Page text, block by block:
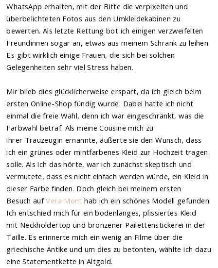
WhatsApp erhalten, mit der Bitte die verpixelten und
überbelichteten Fotos aus den Umkleidekabinen zu
bewerten. Als letzte Rettung bot ich einigen verzweifelten
Freundinnen sogar an, etwas aus meinem Schrank zu leihen.
Es gibt wirklich einige Frauen, die sich bei solchen
Gelegenheiten sehr viel Stress haben.
Mir blieb dies glücklicherweise erspart, da ich gleich beim
ersten Online-Shop fündig wurde. Dabei hatte ich nicht
einmal die freie Wahl, denn ich war eingeschränkt, was die
Farbwahl betraf. Als meine Cousine mich zu
ihrer Trauzeugin ernannte, äußerte sie den Wunsch, dass
ich ein grünes oder mintfarbenes Kleid zur Hochzeit tragen
solle. Als ich das hörte, war ich zunächst skeptisch und
vermutete, dass es nicht einfach werden würde, ein Kleid in
dieser Farbe finden. Doch gleich bei meinem ersten
Besuch aufVera Mont hab ich ein schönes Modell gefunden.
Ich entschied mich für ein bodenlanges, plissiertes Kleid
mit Neckholdertop und bronzener Pailettenstickerei in der
Taille. Es erinnerte mich ein wenig an Filme über die
griechische Antike und um dies zu betonten, wählte ich dazu
eine Statementkette in Altgold.